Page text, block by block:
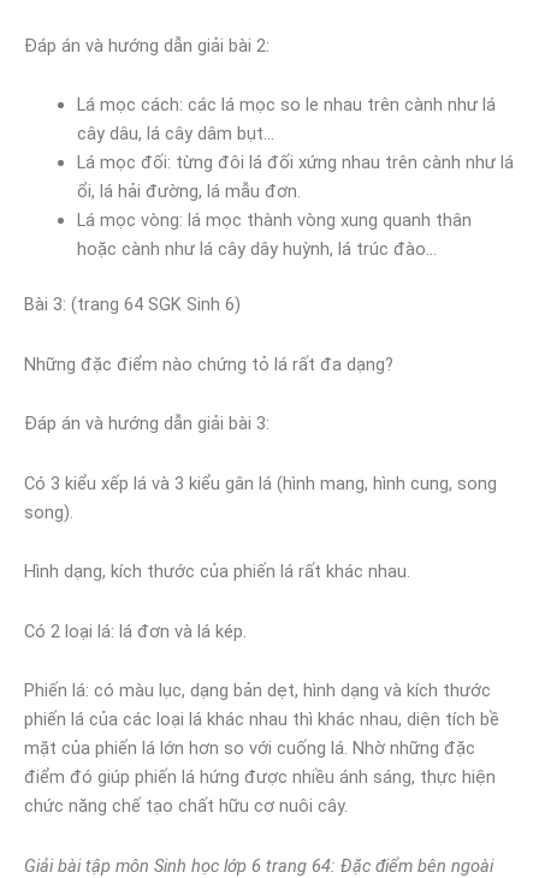
Đáp án và hướng dẫn giải bài 2:
Lá mọc cách: các lá mọc so le nhau trên cành như lá
cây dâu, lá cây dâm bụt…
Lá mọc đối: từng đôi lá đối xứng nhau trên cành như lá
ổi, lá hải đường, lá mẫu đơn.
Lá mọc vòng: lá mọc thành vòng xung quanh thân
hoặc cành như lá cây dây huỳnh, lá trúc đào…
Bài 3: (trang 64 SGK Sinh 6)
Những đặc điểm nào chứng tỏ lá rất đa dạng?
Đáp án và hướng dẫn giải bài 3:
Có 3 kiểu xếp lá và 3 kiểu gân lá (hình mang, hình cung, song
song).
Hình dạng, kích thước của phiến lá rất khác nhau.
Có 2 loại lá: lá đơn và lá kép.
Phiến lá: có màu lục, dạng bản dẹt, hình dạng và kích thước
phiến lá của các loại lá khác nhau thì khác nhau, diện tích bề
mặt của phiến lá lớn hơn so với cuống lá. Nhờ những đặc
điểm đó giúp phiến lá hứng được nhiều ánh sáng, thực hiện
chức năng chế tạo chất hữu cơ nuôi cây.
Giải bài tập môn Sinh học lớp 6 trang 64: Đặc điểm bên ngoài